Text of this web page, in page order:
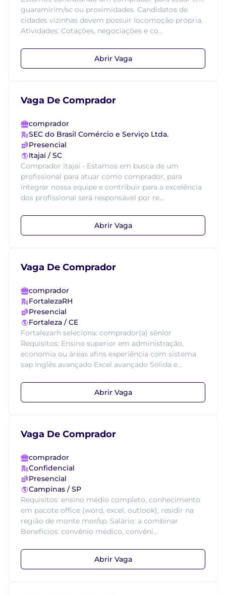
guaramirim/sc ou proximidades. Candidatos de
cidades vizinhas devem possuir locomoção própria.
Atividades: Cotações, negociações e co...
Abrir Vaga
Vaga De Comprador
comprador
SEC do Brasil Comércio e Serviço Ltda.
Presencial
Itajaí / SC
Comprador itajaí - Estamos em busca de um
profissional para atuar como comprador, para
integrar nossa equipe e contribuir para a excelência
dos profissional será responsável por re...
Abrir Vaga
Vaga De Comprador
comprador
FortalezaRH
Presencial
Fortaleza / CE
Fortalezarh seleciona: comprador(a) sênior
Requisitos: Ensino superior em administração,
economia ou áreas afins experiência com sistema
sap Inglês avançado Excel avançado Sólida e...
Abrir Vaga
Vaga De Comprador
comprador
Confidencial
Presencial
Campinas / SP
Requisitos: ensino médio completo, conhecimento
em pacote office (word, excel, outlook), residir na
região de monte mor/sp. Salário: a combinar
Benefícios: convênio médico, convêni...
Abrir Vaga